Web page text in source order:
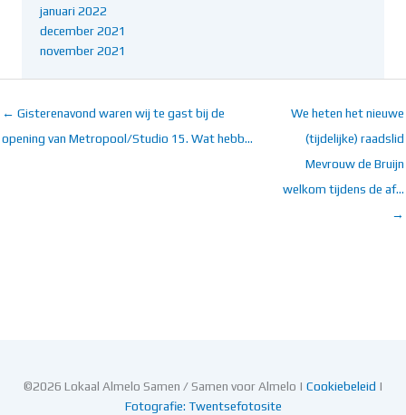
januari 2022
december 2021
november 2021
← Gisterenavond waren wij te gast bij de
opening van Metropool/Studio 15. Wat hebb…
We heten het nieuwe
(tijdelijke) raadslid
Mevrouw de Bruijn
welkom tijdens de af…
→
©2026 Lokaal Almelo Samen / Samen voor Almelo | Cookiebeleid |
Fotografie: Twentsefotosite